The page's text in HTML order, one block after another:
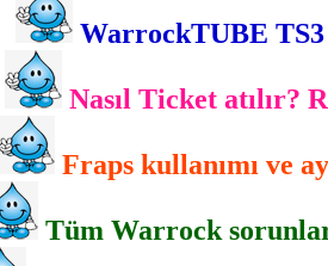
WarrockTUBE
Nasıl Ticket atılır?
Fraps kullanımı ve
Tüm Warrock